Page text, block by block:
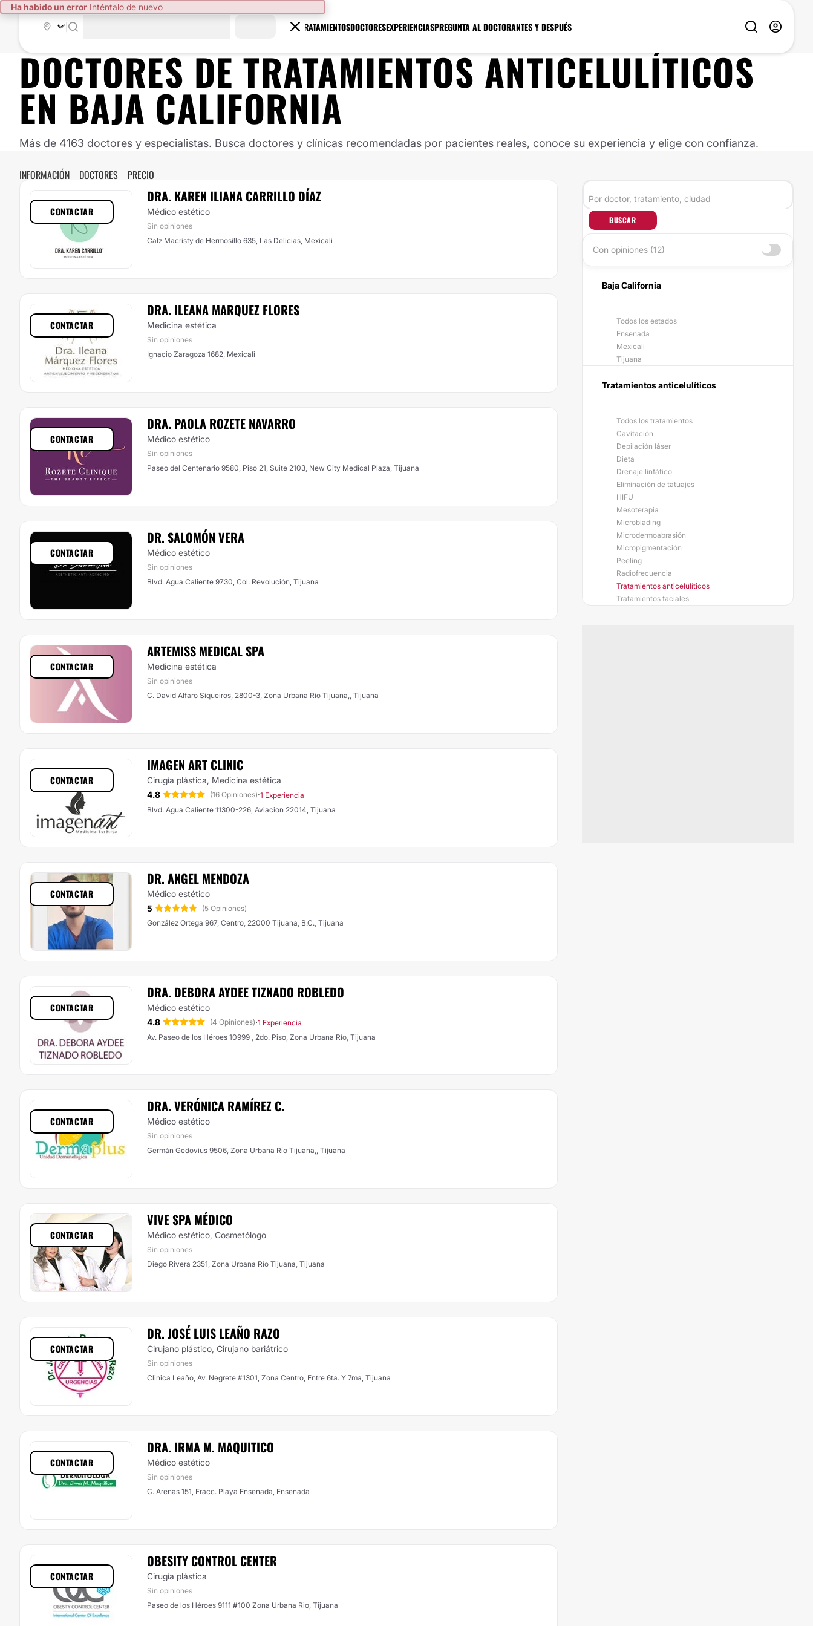
Ha habido un error Inténtalo de nuevo
TRATAMIENTOSDOCTORESEXPERIENCIASPREGUNTA AL DOCTORANTES Y DESPUÉS
DOCTORES DETRATAMIENTOS ANTICELULÍTICOS
EN BAJA CALIFORNIA
Más de 4163 doctores y especialistas. Busca doctores y clínicas recomendadas por pacientes reales, conoce su experiencia y elige con confianza.
INFORMACIÓN DOCTORES PRECIO
DRA. KAREN ILIANA CARRILLO DÍAZ
Médico estético
Sin opiniones
Calz Macristy de Hermosillo 635, Las Delicias, Mexicali
CONTACTAR
DRA. ILEANA MARQUEZ FLORES
Medicina estética
Sin opiniones
Ignacio Zaragoza 1682, Mexicali
CONTACTAR
DRA. PAOLA ROZETE NAVARRO
Médico estético
Sin opiniones
Paseo del Centenario 9580, Piso 21, Suite 2103, New City Medical Plaza, Tijuana
CONTACTAR
DR. SALOMÓN VERA
Médico estético
Sin opiniones
Blvd. Agua Caliente 9730, Col. Revolución, Tijuana
CONTACTAR
ARTEMISS MEDICAL SPA
Medicina estética
Sin opiniones
C. David Alfaro Siqueiros, 2800-3, Zona Urbana Rio Tijuana,, Tijuana
CONTACTAR
IMAGEN ART CLINIC
Cirugía plástica, Medicina estética
4.8
(16 Opiniones)·1 Experiencia
Blvd. Agua Caliente 11300-226, Aviacion 22014, Tijuana
CONTACTAR
DR. ANGEL MENDOZA
Médico estético
5
(5 Opiniones)
González Ortega 967, Centro, 22000 Tijuana, B.C., Tijuana
CONTACTAR
DRA. DEBORA AYDEE TIZNADO ROBLEDO
Médico estético
4.8
(4 Opiniones)·1 Experiencia
Av. Paseo de los Héroes 10999 , 2do. Piso, Zona Urbana Río, Tijuana
CONTACTAR
DRA. VERÓNICA RAMÍREZ C.
Médico estético
Sin opiniones
Germán Gedovius 9506, Zona Urbana Río Tijuana,, Tijuana
CONTACTAR
VIVE SPA MÉDICO
Médico estético, Cosmetólogo
Sin opiniones
Diego Rivera 2351, Zona Urbana Río Tijuana, Tijuana
CONTACTAR
DR. JOSÉ LUIS LEAÑO RAZO
Cirujano plástico, Cirujano bariátrico
Sin opiniones
Clinica Leaño, Av. Negrete #1301, Zona Centro, Entre 6ta. Y 7ma, Tijuana
CONTACTAR
DRA. IRMA M. MAQUITICO
Médico estético
Sin opiniones
C. Arenas 151, Fracc. Playa Ensenada, Ensenada
CONTACTAR
OBESITY CONTROL CENTER
Cirugía plástica
Sin opiniones
Paseo de los Héroes 9111 #100 Zona Urbana Rio, Tijuana
CONTACTAR
BUSCAR
Con opiniones (12)
Baja California
Todos los estados
Ensenada
Mexicali
Tijuana
Tratamientos anticelulíticos
Todos los tratamientos
Cavitación
Depilación láser
Dieta
Drenaje linfático
Eliminación de tatuajes
HIFU
Mesoterapia
Microblading
Microdermoabrasión
Micropigmentación
Peeling
Radiofrecuencia
Tratamientos anticelulíticos
Tratamientos faciales